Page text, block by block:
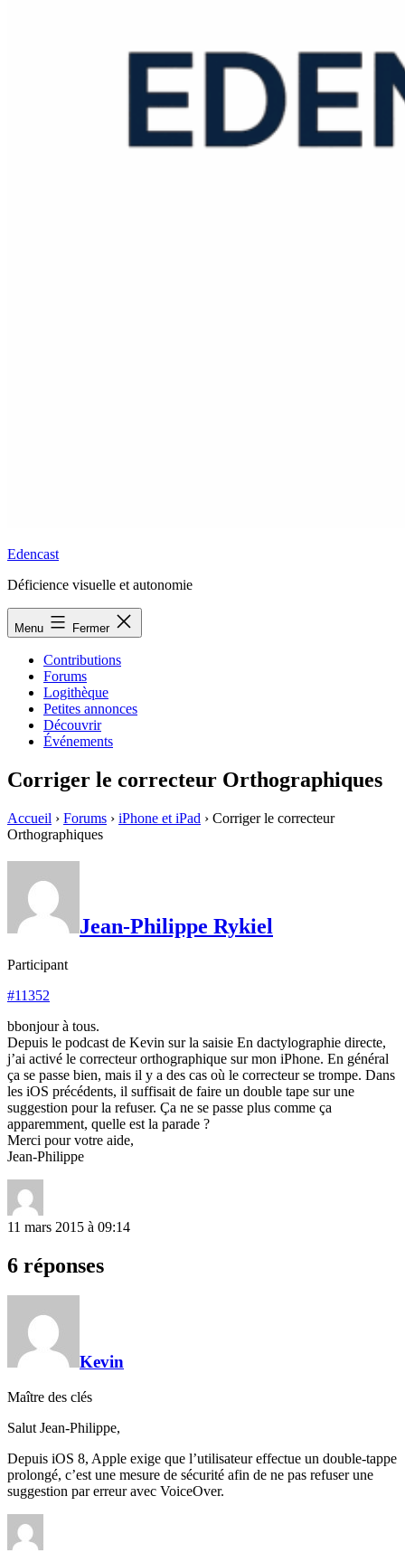
Edencast
Déficience visuelle et autonomie
Menu Fermer
Contributions
Forums
Logithèque
Petites annonces
Découvrir
Événements
Corriger le correcteur Orthographiques
Accueil › Forums › iPhone et iPad › Corriger le correcteur
Orthographiques
Jean-Philippe Rykiel
Participant
#11352
bbonjour à tous.
Depuis le podcast de Kevin sur la saisie En dactylographie directe,
j’ai activé le correcteur orthographique sur mon iPhone. En général
ça se passe bien, mais il y a des cas où le correcteur se trompe. Dans
les iOS précédents, il suffisait de faire un double tape sur une
suggestion pour la refuser. Ça ne se passe plus comme ça
apparemment, quelle est la parade ?
Merci pour votre aide,
Jean-Philippe
11 mars 2015 à 09:14
6 réponses
Kevin
Maître des clés
Salut Jean-Philippe,
Depuis iOS 8, Apple exige que l’utilisateur effectue un double-tappe
prolongé, c’est une mesure de sécurité afin de ne pas refuser une
suggestion par erreur avec VoiceOver.